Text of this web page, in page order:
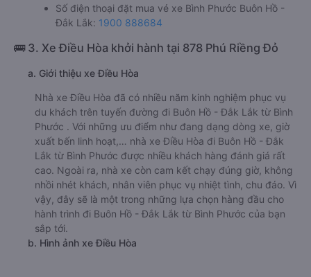
Số điện thoại đặt mua vé xe Bình Phước Buôn Hồ -
Đắk Lắk: 1900 888684
🚌 3. Xe Điều Hòa khởi hành tại 878 Phú Riềng Đỏ
a. Giới thiệu xe Điều Hòa
Nhà xe Điều Hòa đã có nhiều năm kinh nghiệm phục vụ
du khách trên tuyến đường đi Buôn Hồ - Đắk Lắk từ Bình
Phước . Với những ưu điểm như đang dạng dòng xe, giờ
xuất bến linh hoạt,… nhà xe Điều Hòa đi Buôn Hồ - Đắk
Lắk từ Bình Phước được nhiều khách hàng đánh giá rất
cao. Ngoài ra, nhà xe còn cam kết chạy đúng giờ, không
nhồi nhét khách, nhân viên phục vụ nhiệt tình, chu đáo. Vì
vậy, đây sẽ là một trong những lựa chọn hàng đầu cho
hành trình đi Buôn Hồ - Đắk Lắk từ Bình Phước của bạn
sắp tới.
b. Hình ảnh xe Điều Hòa